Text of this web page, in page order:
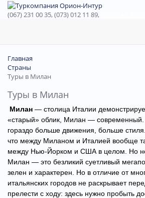
(067) 231 00 35, (073) 012 11 89,
Главная
Страны
Туры в Милан
Туры в Милан
Милан — столица Италии
«старый» облик, Милан — современный.
гораздо больше движения, больше
что между Миланом и Италией вообще
между Нью-Йорком и США в целом. Но
Милан — это безликий суетливый
зелен и характерен. Но в отличие от
итальянских городов не раскрывает
прелести с ходу: здесь нужно пробыть